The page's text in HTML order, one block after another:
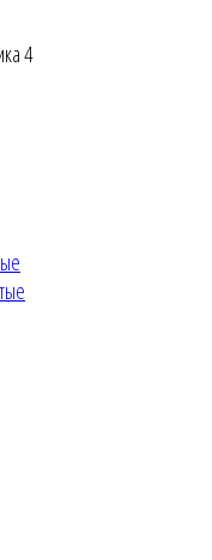
4